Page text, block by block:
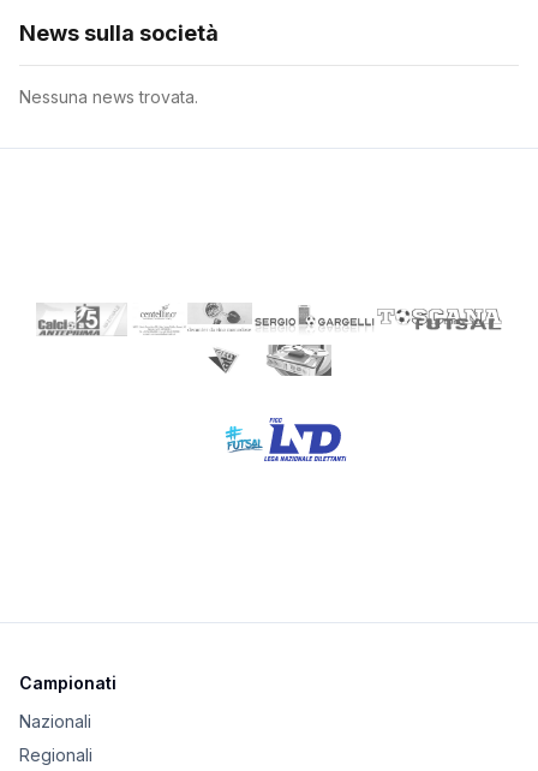
News sulla società
Nessuna news trovata.
Campionati
Nazionali
Regionali